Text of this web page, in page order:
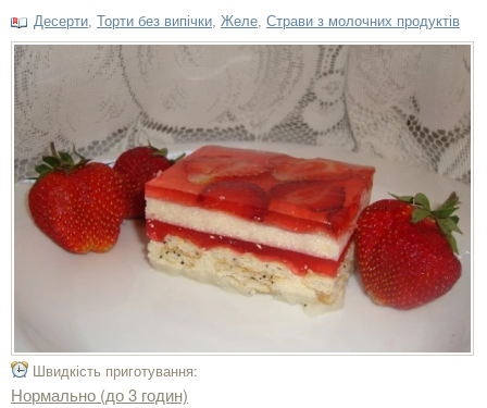
Десерти Торти без випічки Желе Страви з молочних продуктів
Швидкість приготування:
Нормально (до 3 годин)